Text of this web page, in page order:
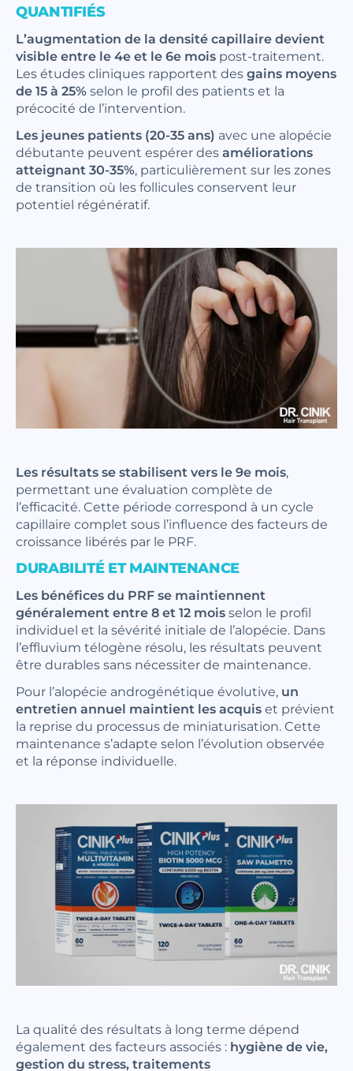
QUANTIFIÉS
L’augmentation de la densité capillaire devient
visible entre le 4e et le 6e mois post-traitement.
Les études cliniques rapportent desgains moyens
de 15 à 25%selon le profil des patients et la
précocité de l’intervention.
Les jeunes patients (20-35 ans) avec une alopécie
débutante peuvent espérer desaméliorations
atteignant 30-35%, particulièrement sur les zones
de transition où les follicules conservent leur
potentiel régénératif.
Les résultats se stabilisent vers le 9e mois,
permettant une évaluation complète de
l’efficacité. Cette période correspond à un cycle
capillaire complet sous l’influence des facteurs de
croissance libérés par le PRF.
DURABILITÉ ET MAINTENANCE
Les bénéfices du PRF se maintiennent
généralement entre 8 et 12 moisselon le profil
individuel et la sévérité initiale de l’alopécie. Dans
l’effluvium télogène résolu, les résultats peuvent
être durables sans nécessiter de maintenance.
Pour l’alopécie androgénétique évolutive, un
entretien annuel maintient les acquiset prévient
la reprise du processus de miniaturisation. Cette
maintenance s’adapte selon l’évolution observée
et la réponse individuelle.
La qualité des résultats à long terme dépend
également des facteurs associés : hygiène de vie,
gestion du stress, traitements